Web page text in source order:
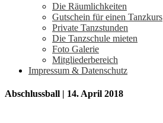
Die Räumlichkeiten
Gutschein für einen Tanzkurs
Private Tanzstunden
Die Tanzschule mieten
Foto Galerie
Mitgliederbereich
Impressum & Datenschutz
Abschlussball | 14. April 2018